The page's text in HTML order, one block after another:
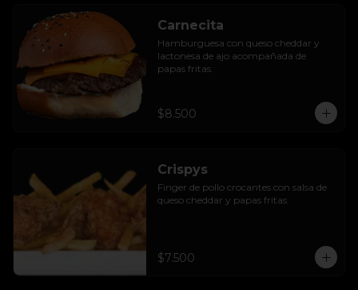
Carnecita
Hamburguesa con queso cheddar y
lactonesa de ajo acompañada de
papas fritas.
$8.500
Crispys
Finger de pollo crocantes con salsa de
queso cheddar y papas fritas.
$7.500